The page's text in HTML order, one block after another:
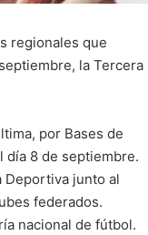
regionales que
la Tercera
por Bases de
día 8 de septiembre.
Deportiva junto al
federados.
nacional de fútbol.